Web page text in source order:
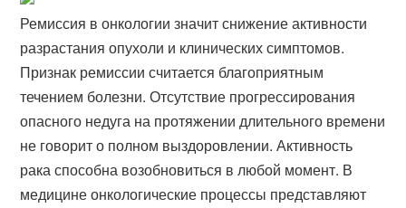
Ремиссия в онкологии значит снижение активности
разрастания опухоли и клинических симптомов.
Признак ремиссии считается благоприятным
течением болезни. Отсутствие прогрессирования
опасного недуга на протяжении длительного времени
не говорит о полном выздоровлении. Активность
рака способна возобновиться в любой момент. В
медицине онкологические процессы представляют